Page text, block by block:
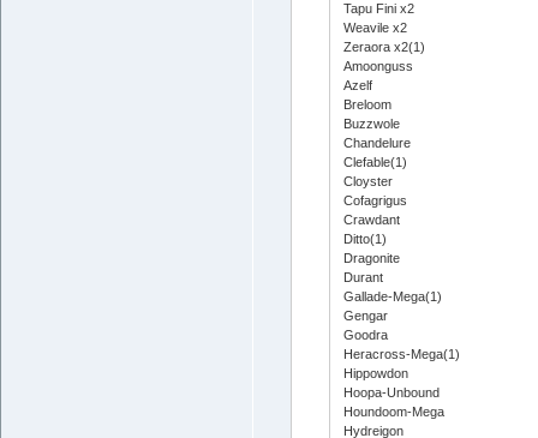
Tapu Fini x2
Weavile x2
Zeraora x2(1)
Amoonguss
Azelf
Breloom
Buzzwole
Chandelure
Clefable(1)
Cloyster
Cofagrigus
Crawdant
Ditto(1)
Dragonite
Durant
Gallade-Mega(1)
Gengar
Goodra
Heracross-Mega(1)
Hippowdon
Hoopa-Unbound
Houndoom-Mega
Hydreigon